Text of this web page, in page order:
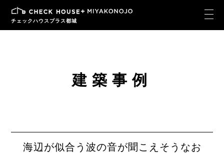
チェックハウスプラス都城
建築事例
海辺が似合う波の音が聞こえそうなお